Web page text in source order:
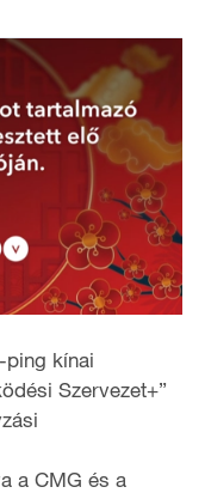
ping kínai
Szervezet+”
a CMG és a